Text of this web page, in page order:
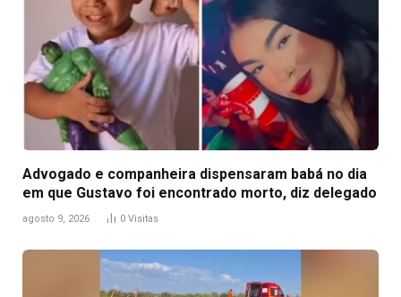
Advogado e companheira dispensaram babá no dia
em que Gustavo foi encontrado morto, diz delegado
agosto 9, 2026 0 Visitas